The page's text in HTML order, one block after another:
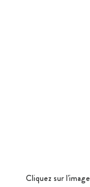
Cliquez sur